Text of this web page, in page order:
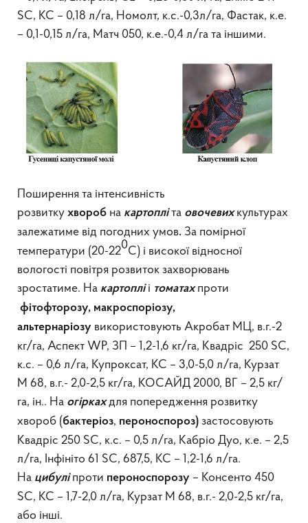
SC, КС – 0,18 л/га, Номолт, к.с.-0,3л/га, Фастак, к.е.
– 0,1-0,15 л/га, Матч 050, к.е.-0,4 л/га та іншими.
Поширення та інтенсивність
розвитку хвороб на картопліта овочевихкультурах
залежатиме від погодних умов. За помірної
температури (20-220С) і високої відносної
вологості повітря розвиток захворювань
зростатиме. На картоплі і томатахпроти
фітофторозу, макроспоріозу,
альтернаріозу використовують Акробат МЦ, в.г.-2
кг/га, Аспект WP, ЗП – 1,2-1,6 кг/га, Квадріс 250 SC,
к.с. – 0,6 л/га, Купроксат, КС – 3,0-5,0 л/га, Курзат
М 68, в.г.- 2,0-2,5 кг/га, КОСАЙД 2000, ВГ – 2,5 кг/
га, ін.. На огіркахдля попередження розвитку
хвороб (бактеріоз, пероноспороз) застосовують
Квадріс 250 SC, к.с. – 0,5 л/га, Кабріо Дуо, к.е. – 2,5
л/га, Інфініто 61 SC, 687,5, КС – 1,2-1,6 л/га.
На цибуліпроти пероноспорозу – Консенто 450
SC, КС – 1,7-2,0 л/га, Курзат М 68, в.г.- 2,0-2,5 кг/га,
або інші.